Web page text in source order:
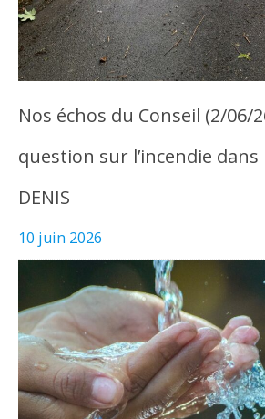
Nos échos du Conseil (2/06/
question sur l’incendie
DENIS
10 juin 2026